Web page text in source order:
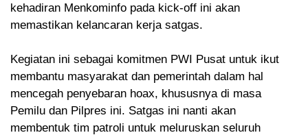
kehadiran Menkominfo pada kick-off ini akan
memastikan kelancaran kerja satgas.
Kegiatan ini sebagai komitmen PWI Pusat untuk ikut
membantu masyarakat dan pemerintah dalam hal
mencegah penyebaran hoax, khususnya di masa
Pemilu dan Pilpres ini. Satgas ini nanti akan
membentuk tim patroli untuk meluruskan seluruh